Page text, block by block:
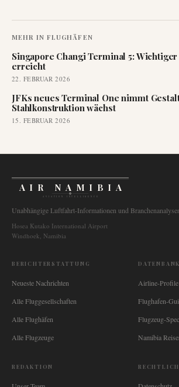
MEHR IN FLUGHÄFEN
Singapore Changi Terminal 5:
erreicht
22. FEBRUAR 2026
JFKs neues Terminal One nimmt
Stahlkonstruktion wächst
15. FEBRUAR 2026
AIR NAMIBIA
AVIATION INTELLIGENCE
Unabhängige Luftfahrt-Informationen und
Hosea Kutako International Airport
Windhoek, Namibia
BERICHTERSTATTUNG
Neueste Nachrichten
Alle Fluggesellschaften
Alle Flughäfen
Alle Flugzeuge
DATENBANK
Airline-Profile
Flughafen-
Flugzeug-
Namibia
REDAKTION